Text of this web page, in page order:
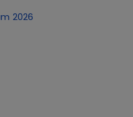
2026